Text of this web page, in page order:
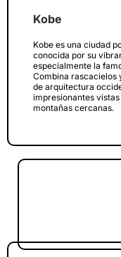
Kobe
Kobe es una ciudad
conocida por su
especialmente la
Combina rascacielos
de arquitectura
impresionantes
montañas cercanas.